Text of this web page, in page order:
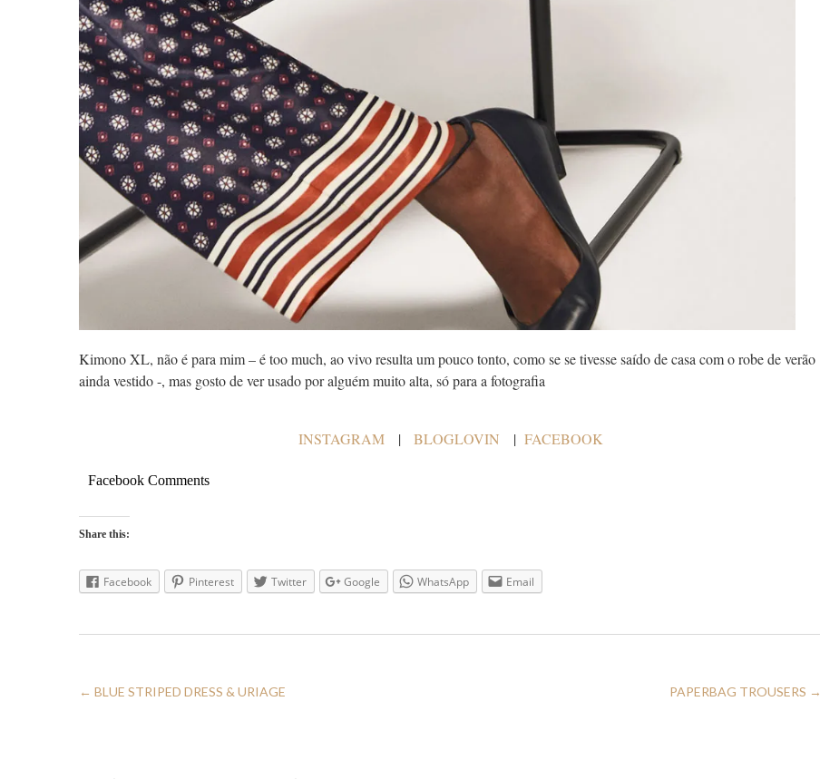
Kimono XL, não é para mim – é too much, ao vivo resulta um pouco tonto, como se se tivesse saído de casa com o robe de verão
ainda vestido -, mas gosto de ver usado por alguém muito alta, só para a fotografia
INSTAGRAM| BLOGLOVIN | FACEBOOK
Facebook Comments
Share this:
Facebook Pinterest Twitter Google WhatsApp Email
← BLUE STRIPED DRESS & URIAGE PAPERBAG TROUSERS →